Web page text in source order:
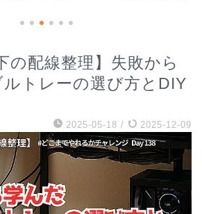
の配線整理】失敗から
トレーの選び方とDIY
2025-05-18 / 2025-12-09